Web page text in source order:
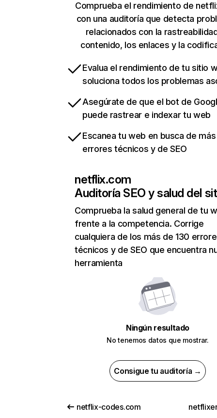
Comprueba el rendimiento de
con una auditoría que detecta
relacionados con la
contenido, los enlaces y la
Evalua el rendimiento de tu sitio
soluciona todos los problemas
Asegúrate de que el bot de
puede rastrear e indexar tu web
Escanea tu web en busca de
errores técnicos y de SEO
netflix.com
Auditoría SEO y salud del
Comprueba la salud general de tu
frente a la competencia. Corrige
cualquiera de los más de 130
técnicos y de SEO que encuentra
herramienta
Ningún resultado
No tenemos datos que mostrar.
Consigue tu auditoría →
netflix-codes.com